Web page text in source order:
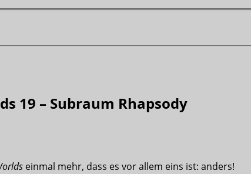
19 – Subraum Rhapsody
einmal mehr, dass es vor allem eins ist: anders!